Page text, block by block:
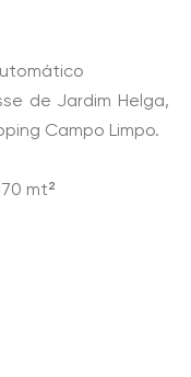
de Jardim Helga,
Campo Limpo.
mt²